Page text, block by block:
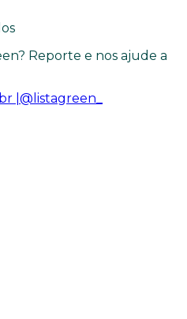
Reporte e nos ajude a
| @listagreen_